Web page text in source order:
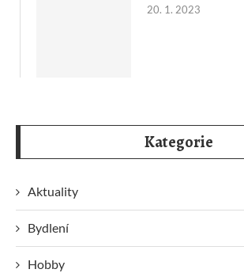
20. 1. 2023
Kategorie
Aktuality
Bydlení
Hobby